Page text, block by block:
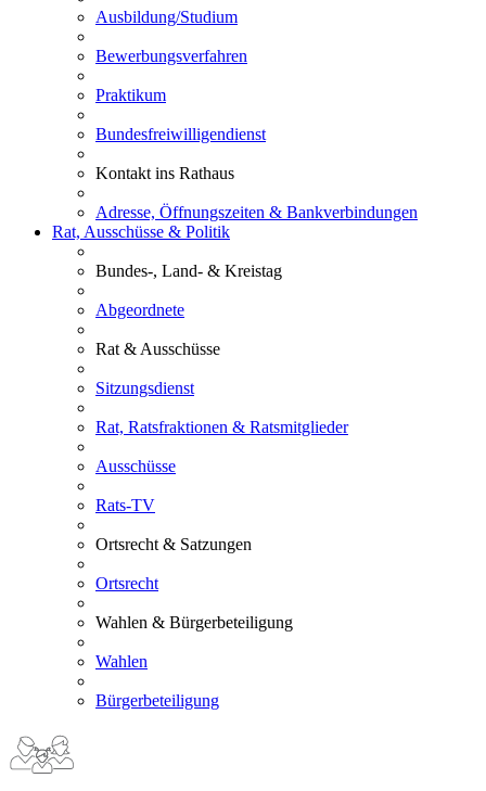
Ausbildung/Studium
Bewerbungsverfahren
Praktikum
Bundesfreiwilligendienst
Kontakt ins Rathaus
Adresse, Öffnungszeiten & Bankverbindungen
Rat, Ausschüsse & Politik
Bundes-, Land- & Kreistag
Abgeordnete
Rat & Ausschüsse
Sitzungsdienst
Rat, Ratsfraktionen & Ratsmitglieder
Ausschüsse
Rats-TV
Ortsrecht & Satzungen
Ortsrecht
Wahlen & Bürgerbeteiligung
Wahlen
Bürgerbeteiligung